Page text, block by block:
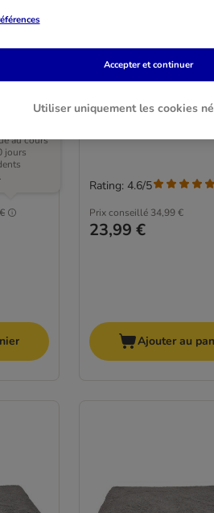
au cours
jours
Matelas
& Pepper Aurora
Prix conseillé 34,99 €
23,99 €
Rating: 4.6/5
Ajouter au
Utiliser uniquement les cookies
Accepter et continuer